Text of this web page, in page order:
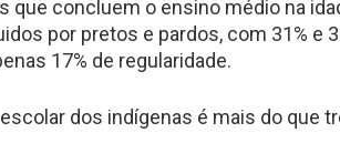
que concluem o ensino médio na
por pretos e pardos, com 31% e
17% de regularidade.
dos indígenas é mais do que